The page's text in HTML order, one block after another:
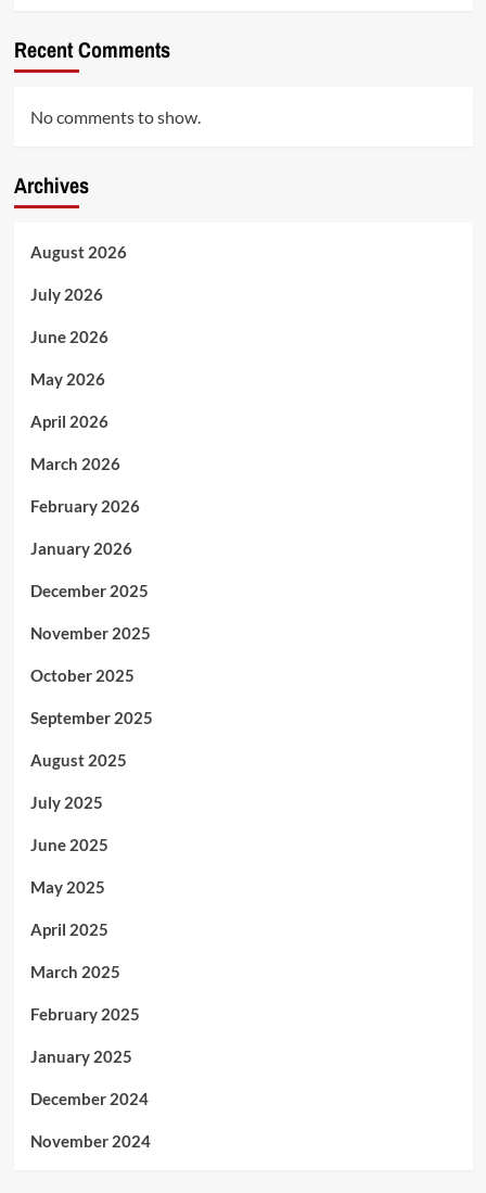
Recent Comments
No comments to show.
Archives
August 2026
July 2026
June 2026
May 2026
April 2026
March 2026
February 2026
January 2026
December 2025
November 2025
October 2025
September 2025
August 2025
July 2025
June 2025
May 2025
April 2025
March 2025
February 2025
January 2025
December 2024
November 2024